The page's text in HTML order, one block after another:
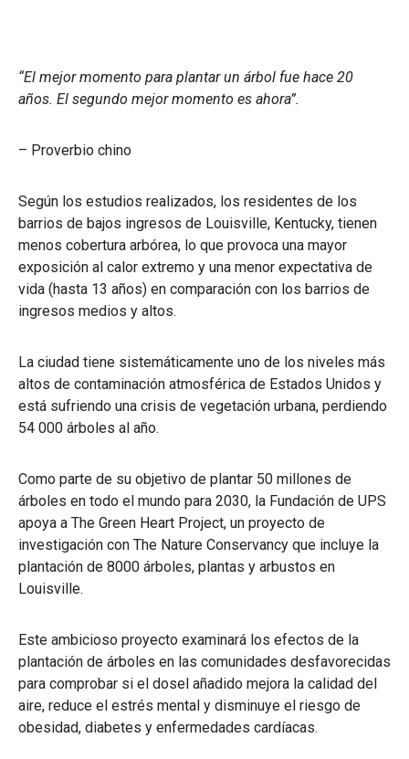
“El mejor momento para plantar un árbol fue hace 20
años. El segundo mejor momento es ahora”.
– Proverbio chino
Según los estudios realizados, los residentes de los
barrios de bajos ingresos de Louisville, Kentucky, tienen
menos cobertura arbórea, lo que provoca una mayor
exposición al calor extremo y una menor expectativa de
vida (hasta 13 años) en comparación con los barrios de
ingresos medios y altos.
La ciudad tiene sistemáticamente uno de los niveles más
altos de contaminación atmosférica de Estados Unidos y
está sufriendo una crisis de vegetación urbana, perdiendo
54 000 árboles al año.
Como parte de su objetivo de plantar 50 millones de
árboles en todo el mundo para 2030, la Fundación de UPS
apoya a The Green Heart Project, un proyecto de
investigación con The Nature Conservancy que incluye la
plantación de 8000 árboles, plantas y arbustos en
Louisville.
Este ambicioso proyecto examinará los efectos de la
plantación de árboles en las comunidades desfavorecidas
para comprobar si el dosel añadido mejora la calidad del
aire, reduce el estrés mental y disminuye el riesgo de
obesidad, diabetes y enfermedades cardíacas.